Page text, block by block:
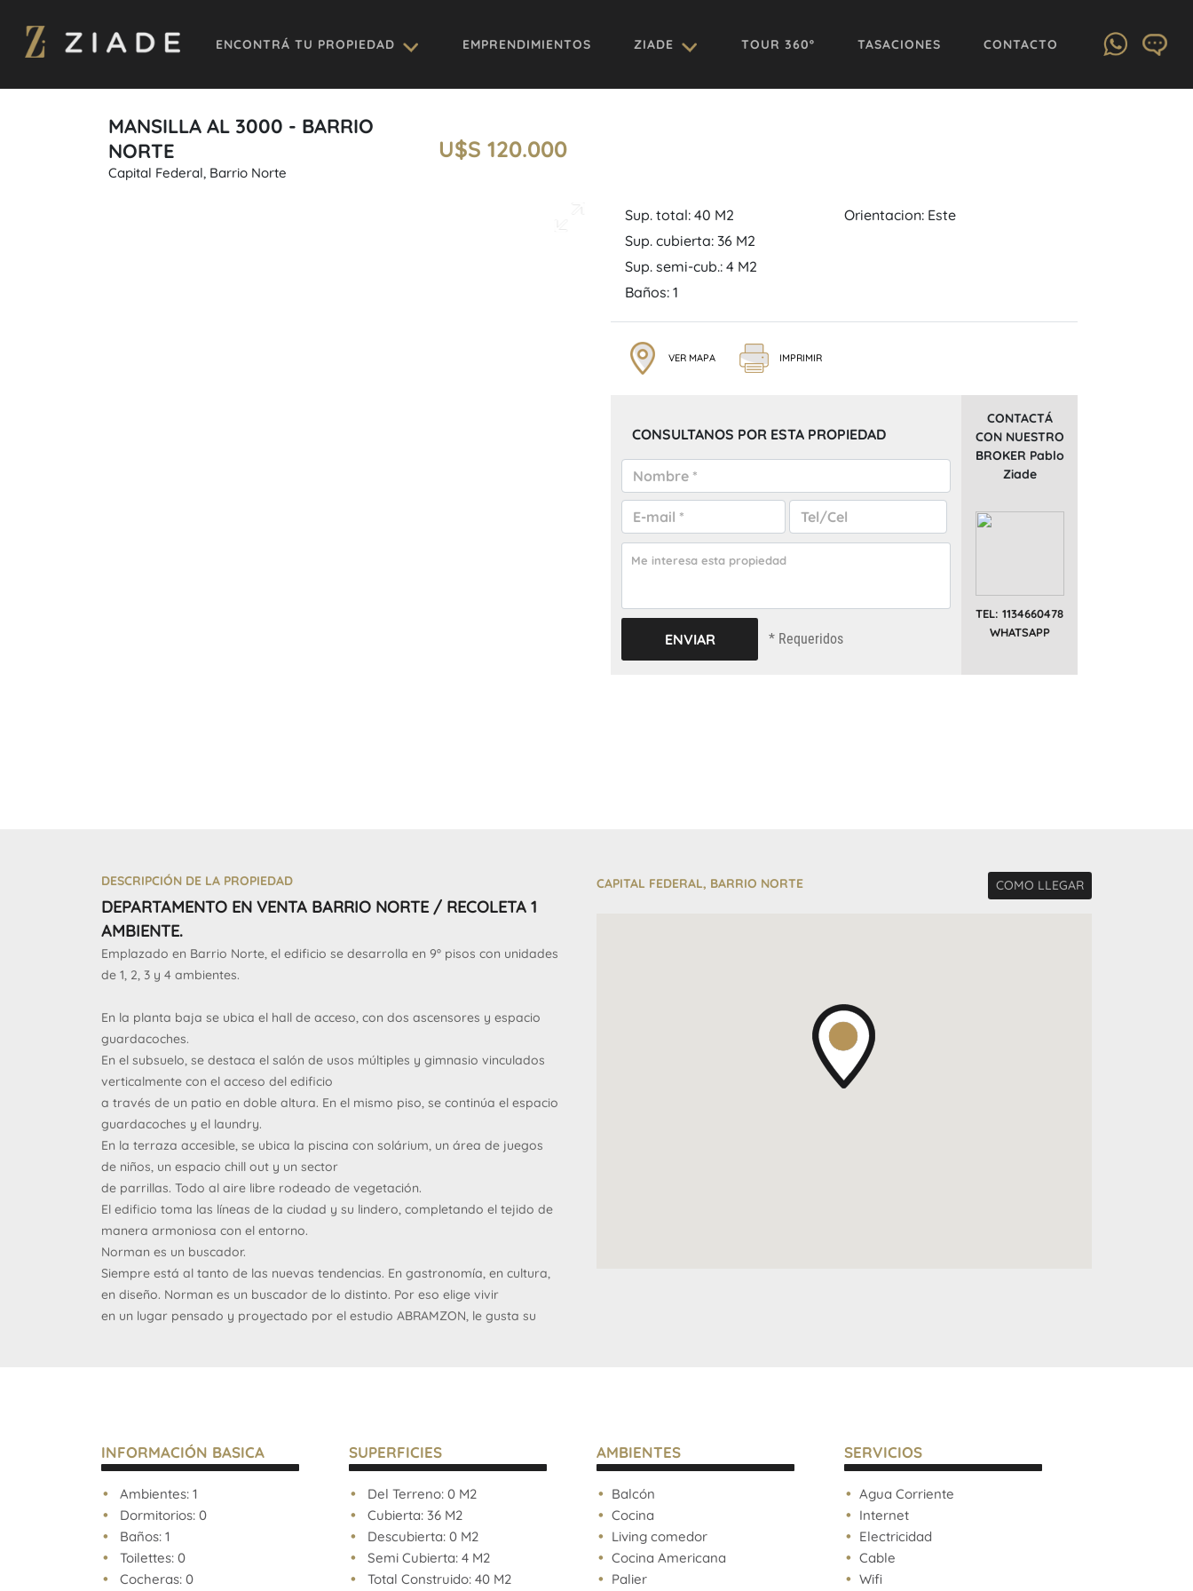
ENCONTRÁ TU PROPIEDAD EMPRENDIMIENTOS ZIADE TOUR 360º TASACIONES CONTACTO
MANSILLA AL 3000 - BARRIO
NORTE
Capital Federal, Barrio Norte
U$S 120.000
Sup. total: 40 M2
Sup. cubierta: 36 M2
Sup. semi-cub.: 4 M2
Baños: 1
Orientacion: Este
VER MAPA IMPRIMIR
CONSULTANOS POR ESTA PROPIEDAD
* Requeridos
CONTACTÁ
CON NUESTRO
BROKER Pablo
Ziade
TEL: 1134660478
WHATSAPP
DESCRIPCIÓN DE LA PROPIEDAD
DEPARTAMENTO EN VENTA BARRIO NORTE / RECOLETA 1
AMBIENTE.
Emplazado en Barrio Norte, el edificio se desarrolla en 9º pisos con unidades
de 1, 2, 3 y 4 ambientes.
En la planta baja se ubica el hall de acceso, con dos ascensores y espacio
guardacoches.
En el subsuelo, se destaca el salón de usos múltiples y gimnasio vinculados
verticalmente con el acceso del edificio
a través de un patio en doble altura. En el mismo piso, se continúa el espacio
guardacoches y el laundry.
En la terraza accesible, se ubica la piscina con solárium, un área de juegos
de niños, un espacio chill out y un sector
de parrillas. Todo al aire libre rodeado de vegetación.
El edificio toma las líneas de la ciudad y su lindero, completando el tejido de
manera armoniosa con el entorno.
Norman es un buscador.
Siempre está al tanto de las nuevas tendencias. En gastronomía, en cultura,
en diseño. Norman es un buscador de lo distinto. Por eso elige vivir
en un lugar pensado y proyectado por el estudio ABRAMZON, le gusta su
hace distinto, único.
· Diseño de vanguardia.
· Control de acceso digitalizado.
· Espacio guarda bicis.
· Tratamiento del agua de lluvia.
· Terraza verde.
· Ahorro de energía en iluminación
CAPITAL FEDERAL, BARRIO NORTE COMO LLEGAR
INFORMACIÓN BASICA
Ambientes: 1
Dormitorios: 0
Baños: 1
Toilettes: 0
Cocheras: 0
SUPERFICIES
Del Terreno: 0 M2
Cubierta: 36 M2
Descubierta: 0 M2
Semi Cubierta: 4 M2
Total Construido: 40 M2
AMBIENTES
Balcón
Cocina
Living comedor
Cocina Americana
Palier
SERVICIOS
Agua Corriente
Internet
Electricidad
Cable
Wifi